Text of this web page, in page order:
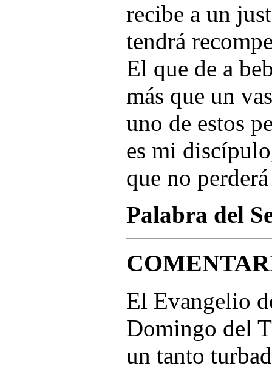
recibe a un
tendrá
El que de a
más que un
uno de estos
es mi
que no
Palabra del
El Evangelio
Domingo del
un tanto